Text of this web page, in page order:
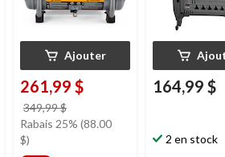
Ajouter
261,99 $
349,99 $
était
Rabais 25% (88.00
$)
164,99 $
2 en stock